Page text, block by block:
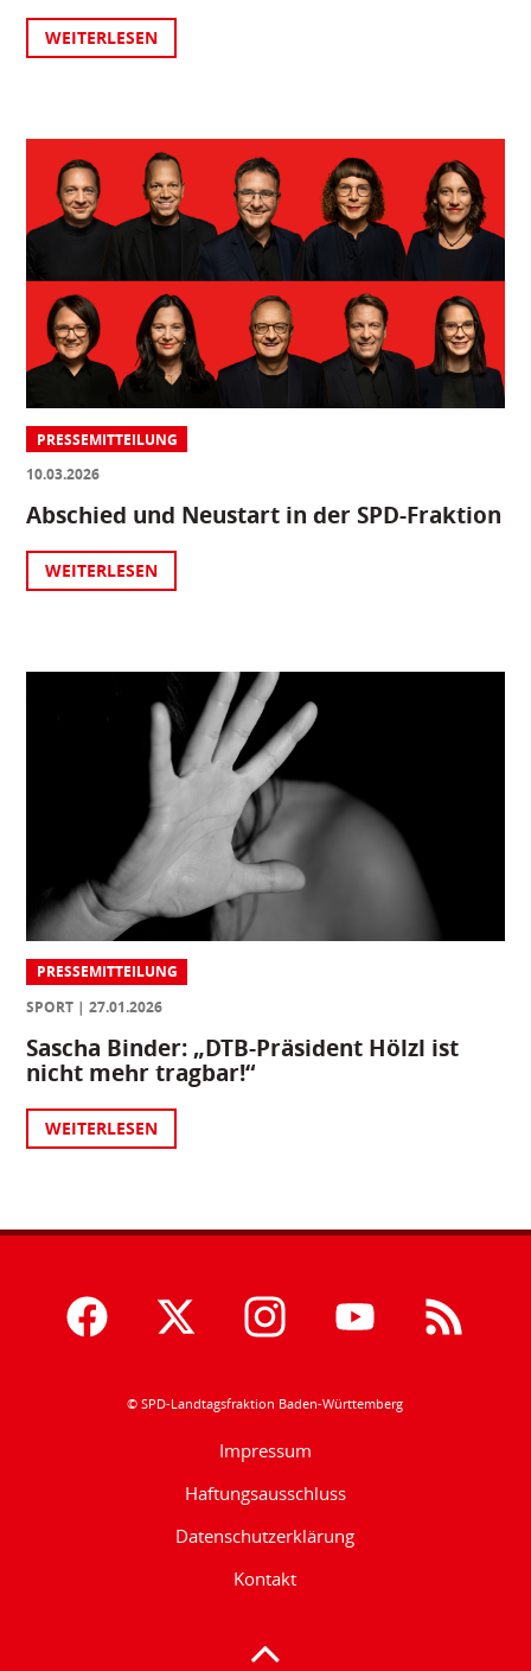
WEITERLESEN
PRESSEMITTEILUNG
10.03.2026
Abschied und Neustart in der SPD-Fraktion
WEITERLESEN
PRESSEMITTEILUNG
SPORT
27.01.2026
Sascha Binder: „DTB-Präsident Hölzl ist
nicht mehr tragbar!“
WEITERLESEN
© SPD-Landtagsfraktion Baden-Württemberg
Impressum
Haftungsausschluss
Datenschutzerklärung
Kontakt